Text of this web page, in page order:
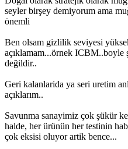
seyler birşey demiyorum ama
önemli
Ben olsam gizlilik seviyesi
açıklamam...örnek
değildir..
Geri kalanlarida ya seri uretim
açıklarım..
Savunma sanayimiz çok şükür
halde, her ürünün her testinin
çok eksisi oluyor artik bence...